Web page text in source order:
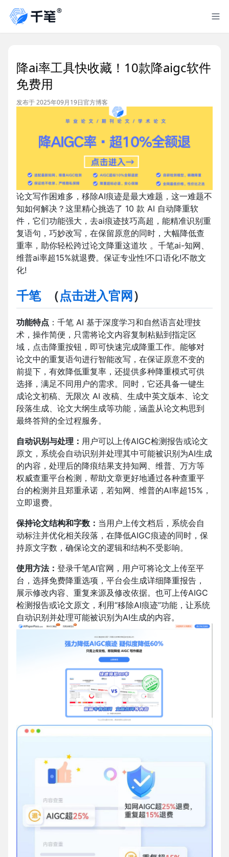
降ai率工具快收藏！10款降aigc软件
免费用
发布于 2025年09月19日官方博客
论文写作困难多，移除AI痕迹是最大难题，这一难题不
知如何解决？这里精心挑选了 10 款 AI 自动降重软
件，它们功能强大，去ai痕迹技巧高超，能精准识别重
复语句，巧妙改写，在保留原意的同时，大幅降低查
重率，助你轻松跨过论文降重这道坎 。千笔ai-知网、
维普ai率超15%就退费。保证专业性!不口语化!不散文
化!
千笔（点击进入官网 ）
功能特点 ：千笔 AI 基于深度学习和自然语言处理技
术，操作简便，只需将论文内容复制粘贴到指定区
域，点击降重按钮，即可快速完成降重工作。能够对
论文中的重复语句进行智能改写，在保证原意不变的
前提下，有效降低重复率，还提供多种降重模式可供
选择，满足不同用户的需求。同时，它还具备一键生
成论文初稿、无限次 AI 改稿、生成中英文版本、论文
段落生成、论文大纲生成等功能，涵盖从论文构思到
最终答辩的全过程服务。
自动识别与处理： 用户可以上传AIGC检测报告或论文
原文，系统会自动识别并处理其中可能被识别为AI生成
的内容，处理后的降痕结果支持知网、维普、万方等
权威查重平台检测，帮助文章更好地通过各种查重平
台的检测并且郑重承诺，若知网、维普的AI率超15%，
立即退费。
保持论文结构和字数： 当用户上传文档后，系统会自
动标注并优化相关段落，在降低AIGC痕迹的同时，保
持原文字数，确保论文的逻辑和结构不受影响。
使用方法： 登录千笔AI官网， 用户可将论文上传至平
台，选择免费降重选项，平台会生成详细降重报告，
展示修改内容、重复来源及修改依据。也可上传AIGC
检测报告或论文原文，利用“移除AI痕迹”功能，让系统
自动识别并处理可能被识别为AI生成的内容。